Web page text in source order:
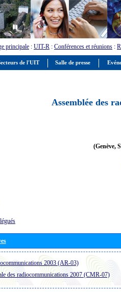
principale : UIT-R : Conférences et réunions :
Assemblée des
(Genève,
2003 (AR-03)
des radiocommunications 2007 (CMR-07)
de l'UIT Salle de presse